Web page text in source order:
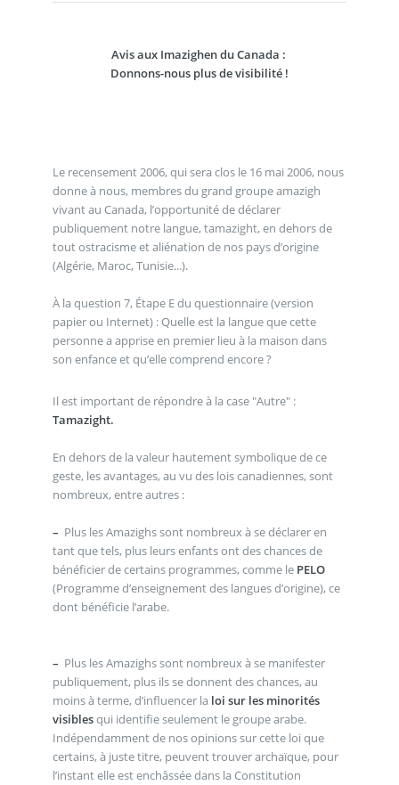
Avis aux Imazighen du Canada :
Donnons-nous plus de visibilité !
Le recensement 2006, qui sera clos le 16 mai 2006, nous
donne à nous, membres du grand groupe amazigh
vivant au Canada, l’opportunité de déclarer
publiquement notre langue, tamazight, en dehors de
tout ostracisme et aliénation de nos pays d’origine
(Algérie, Maroc, Tunisie...).
À la question 7, Étape E du questionnaire (version
papier ou Internet) : Quelle est la langue que cette
personne a apprise en premier lieu à la maison dans
son enfance et qu’elle comprend encore ?
Il est important de répondre à la case "Autre" :
Tamazight.
En dehors de la valeur hautement symbolique de ce
geste, les avantages, au vu des lois canadiennes, sont
nombreux, entre autres :
– Plus les Amazighs sont nombreux à se déclarer en
tant que tels, plus leurs enfants ont des chances de
bénéficier de certains programmes, comme le PELO
(Programme d’enseignement des langues d’origine), ce
dont bénéficie l’arabe.
– Plus les Amazighs sont nombreux à se manifester
publiquement, plus ils se donnent des chances, au
moins à terme, d’influencer la loi sur les minorités
visiblesqui identifie seulement le groupe arabe.
Indépendamment de nos opinions sur cette loi que
certains, à juste titre, peuvent trouver archaïque, pour
l’instant elle est enchâssée dans la Constitution